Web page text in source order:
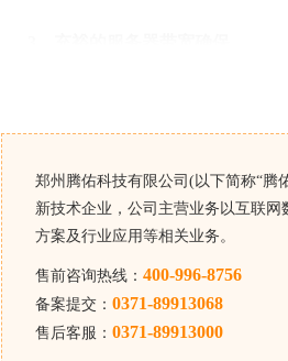
主杆到了。但必须重视的是，服务器
把它接在100M的网络交换机上，它
并不等于就拥有100兆的网络带宽，
一点一定要弄清楚。
4、尽量减少NAT的应用
郑州腾佑科技有限公司(以下简称“腾
新技术企业，公司主营业务以互联
方案及行业应用等相关业务。
售前咨询热线： 400-996-8756
备案提交： 0371-89913068
售后客服： 0371-89913000